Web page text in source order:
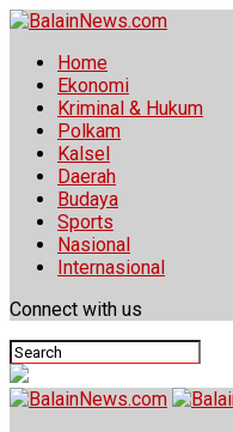
Home
Ekonomi
Kriminal & Hukum
Polkam
Kalsel
Daerah
Budaya
Sports
Nasional
Internasional
Connect with us